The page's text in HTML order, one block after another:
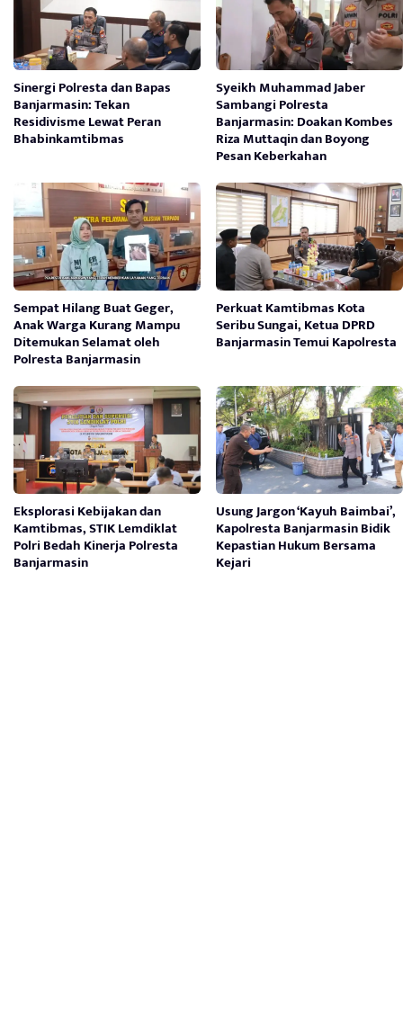
Sinergi Polresta dan Bapas
Banjarmasin: Tekan
Residivisme Lewat Peran
Bhabinkamtibmas
Syeikh Muhammad Jaber
Sambangi Polresta
Banjarmasin: Doakan Kombes
Riza Muttaqin dan Boyong
Pesan Keberkahan
Sempat Hilang Buat Geger,
Anak Warga Kurang Mampu
Ditemukan Selamat oleh
Polresta Banjarmasin
Perkuat Kamtibmas Kota
Seribu Sungai, Ketua DPRD
Banjarmasin Temui Kapolresta
Eksplorasi Kebijakan dan
Kamtibmas, STIK Lemdiklat
Polri Bedah Kinerja Polresta
Banjarmasin
Usung Jargon ‘Kayuh Baimbai’,
Kapolresta Banjarmasin Bidik
Kepastian Hukum Bersama
Kejari